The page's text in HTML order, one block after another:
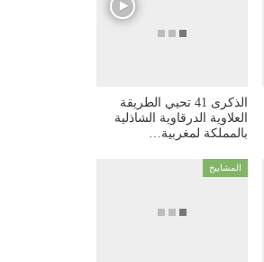
الذكرى 41 تحيي الطريقة
العلاوية الدرقاوية الشاذلية
بالمملكة لمغربية…
المشاييخ